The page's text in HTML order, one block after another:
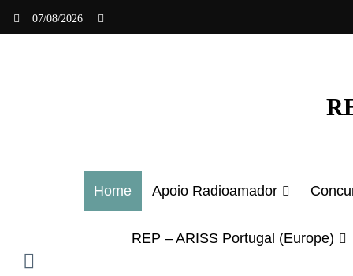
07/08/2026
Home Apoio Radioamador
REP – ARISS Portugal (Europe)